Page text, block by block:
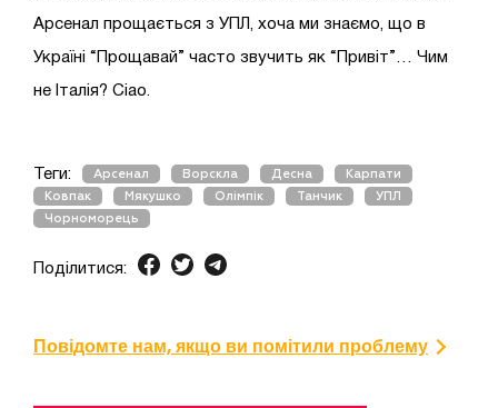
Арсенал прощається з УПЛ, хоча ми знаємо, що в
Україні “Прощавай” часто звучить як “Привіт”… Чим
не Італія? Ciao.
Теги: Арсенал Ворскла Десна
Карпати
Ковпак
Мякушко Олімпік Танчик
УПЛ
Чорноморець
Поділитися:
Повідомте нам, якщо ви помітили проблему